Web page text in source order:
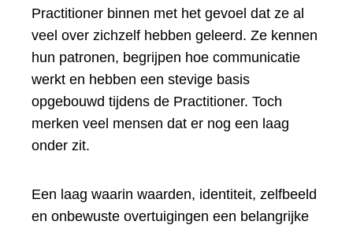
Practitioner binnen met het gevoel dat ze al
veel over zichzelf hebben geleerd. Ze kennen
hun patronen, begrijpen hoe communicatie
werkt en hebben een stevige basis
opgebouwd tijdens de Practitioner. Toch
merken veel mensen dat er nog een laag
onder zit.
Een laag waarin waarden, identiteit, zelfbeeld
en onbewuste overtuigingen een belangrijke